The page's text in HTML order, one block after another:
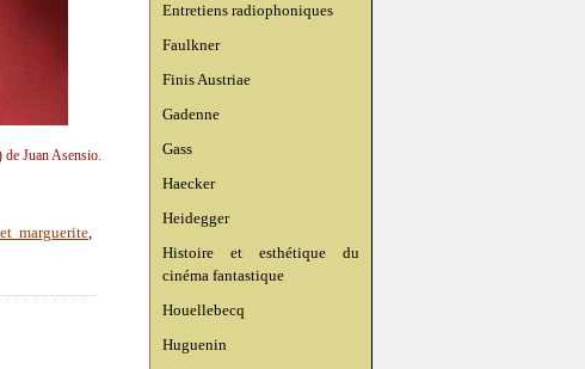
Entretiens radiophoniques
Faulkner
Finis Austriae
Gadenne
Gass
Haecker
Heidegger
Histoire et esthétique du
cinéma fantastique
Houellebecq
Huguenin
Juan Asensio.
marguerite,